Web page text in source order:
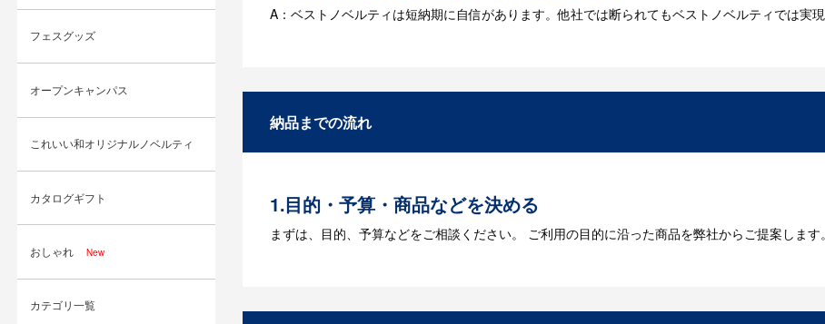
A：ベストノベルティは短納期に自信があります。他社では断られてもベストノベルティでは実
納品までの流れ
1.目的・予算・商品などを決める
まずは、目的、予算などをご相談ください。 ご利用の目的に沿った商品を弊社からご提案します。
フェスグッズ
オープンキャンパス
これいい和オリジナルノベルティ
カタログギフト
おしゃれ New
カテゴリ一覧